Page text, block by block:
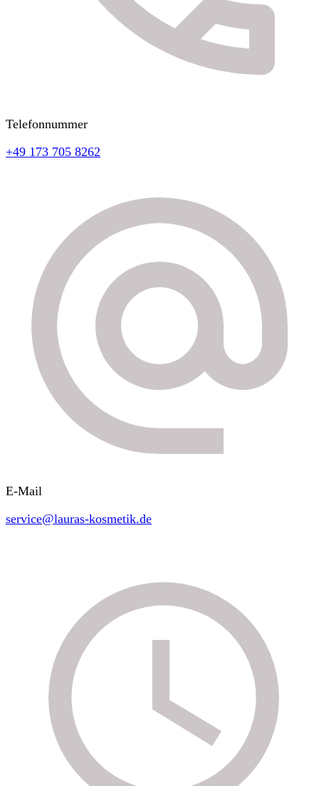
Telefonnummer
+49 173 705 8262
E-Mail
service@lauras-kosmetik.de